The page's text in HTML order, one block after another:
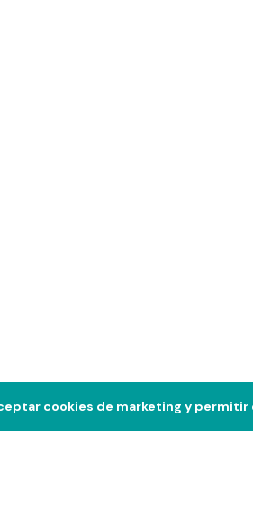
cookies de marketing y